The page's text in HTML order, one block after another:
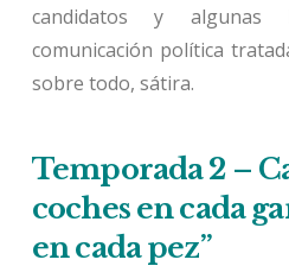
candidatos y algunas
comunicación política
sobre todo, sátira.
Temporada 2 –
coches en cada
en cada pez”